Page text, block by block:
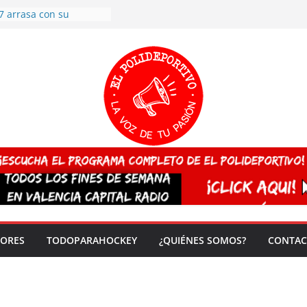
arrasa con su
España sub20
del mundo
vez!
TODOPARAHOCKEY ¿QUIÉNES SOMOS?